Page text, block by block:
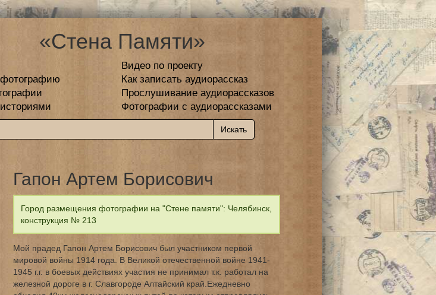
«Стена Памяти»
Видео по проекту
фотографию
Как записать аудиорассказ
Прослушивание аудиорассказов
Фотографии с аудиорассказами
Гапон Артем Борисович
Город размещения фотографии на "Стене памяти": Челябинск,
конструкция № 213
Мой прадед Гапон Артем Борисович был участником первой
мировой войны 1914 года. В Великой отечественной войне 1941-
1945 г.г. в боевых действиях участия не принимал т.к. работал на
железной дороге в г. Славгороде Алтайский край.Ежедневно